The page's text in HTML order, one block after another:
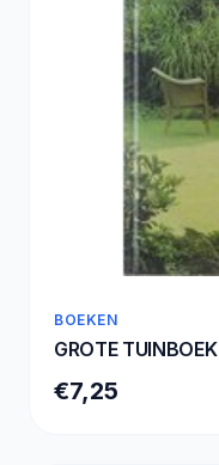
BOEKEN
GROTE TUINBOEK
€7,25